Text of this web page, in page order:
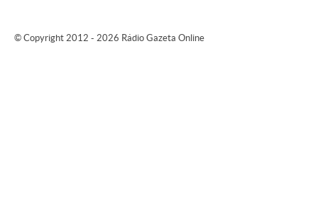
© Copyright 2012 - 2026 Rádio Gazeta Online